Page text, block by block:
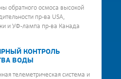
обратного осмоса высокой
пр-ва USA,
и УФ-лампа пр-ва Канада
КОНТРОЛЬ
ВОДЫ
телеметрическая система и